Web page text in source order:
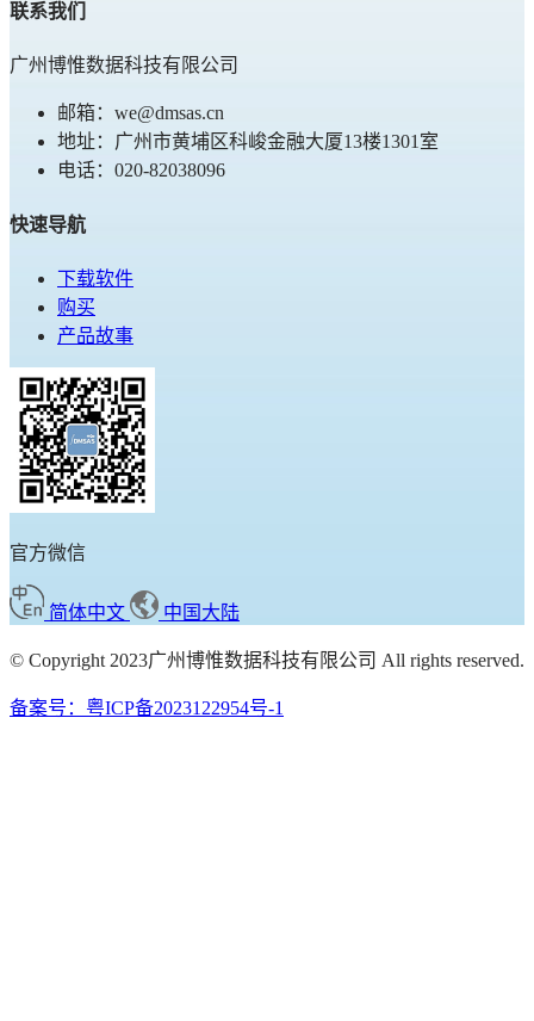
联系我们
广州博惟数据科技有限公司
邮箱：we@dmsas.cn
地址：广州市黄埔区科峻金融大厦13楼1301室
电话：020-82038096
快速导航
下载软件
购买
产品故事
官方微信
简体中文 中国大陆
© Copyright 2023广州博惟数据科技有限公司 All rights reserved.
备案号：粤ICP备2023122954号-1